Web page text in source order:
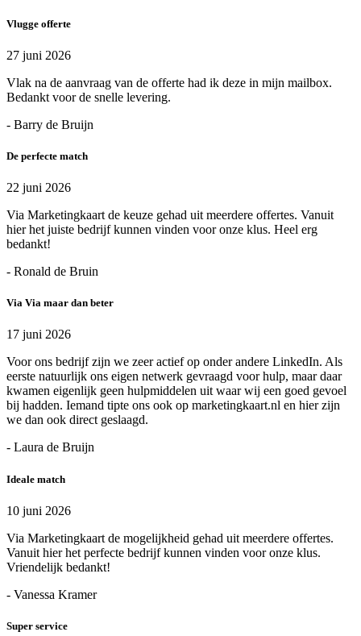
Vlugge offerte
27 juni 2026
Vlak na de aanvraag van de offerte had ik deze in mijn mailbox.
Bedankt voor de snelle levering.
- Barry de Bruijn
De perfecte match
22 juni 2026
Via Marketingkaart de keuze gehad uit meerdere offertes. Vanuit
hier het juiste bedrijf kunnen vinden voor onze klus. Heel erg
bedankt!
- Ronald de Bruin
Via Via maar dan beter
17 juni 2026
Voor ons bedrijf zijn we zeer actief op onder andere LinkedIn. Als
eerste natuurlijk ons eigen netwerk gevraagd voor hulp, maar daar
kwamen eigenlijk geen hulpmiddelen uit waar wij een goed gevoel
bij hadden. Iemand tipte ons ook op marketingkaart.nl en hier zijn
we dan ook direct geslaagd.
- Laura de Bruijn
Ideale match
10 juni 2026
Via Marketingkaart de mogelijkheid gehad uit meerdere offertes.
Vanuit hier het perfecte bedrijf kunnen vinden voor onze klus.
Vriendelijk bedankt!
- Vanessa Kramer
Super service